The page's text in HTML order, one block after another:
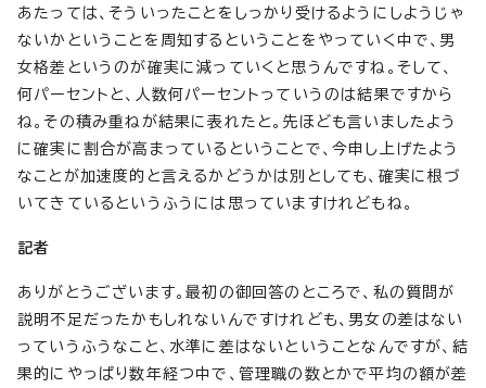
あたっては、そういったことをしっかり受けるようにしようじゃ
ないかということを周知するということをやっていく中で、男
女格差というのが確実に減っていくと思うんですね。そして、
何パーセントと、人数何パーセントっていうのは結果ですから
ね。その積み重ねが結果に表れたと。先ほども言いましたよう
に確実に割合が高まっているということで、今申し上げたよう
なことが加速度的と言えるかどうかは別としても、確実に根づ
いてきているというふうには思っていますけれどもね。
記者
ありがとうございます。最初の御回答のところで、私の質問が
説明不足だったかもしれないんですけれども、男女の差はない
っていうふうなこと、水準に差はないということなんですが、結
果的にやっぱり数年経つ中で、管理職の数とかで平均の額が差